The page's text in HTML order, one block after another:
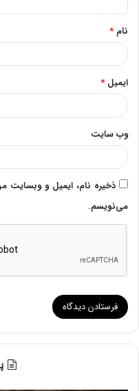
*
نام *
ایمیل *
وب‌ سایت
ذخیره نام، ایمیل و وبسایت
می‌نویسم.